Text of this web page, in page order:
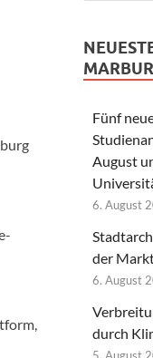
Fünf
August
6. August
der
6. August
durch
5. August